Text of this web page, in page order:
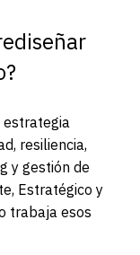
estrategia
resiliencia,
y gestión de
Estratégico y
trabaja esos